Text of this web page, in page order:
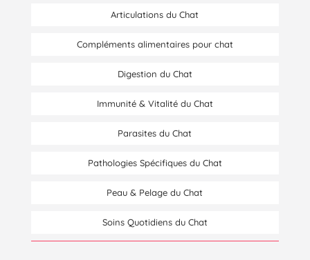
Articulations du Chat
Compléments alimentaires pour chat
Digestion du Chat
Immunité & Vitalité du Chat
Parasites du Chat
Pathologies Spécifiques du Chat
Peau & Pelage du Chat
Soins Quotidiens du Chat